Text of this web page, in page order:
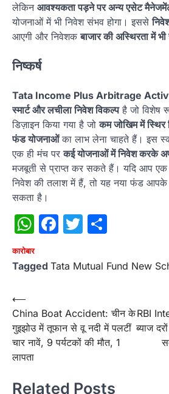
लेकिन आवश्यकता पड़ने पर अन्य एसेट
योजनाओं में भी निवेश संभव होगा। इससे
आएगी और निवेशकबाजार की अस्थिरता में
निष्कर्ष
Tata Income Plus Arbitrage
स्मार्ट और लचीला निवेश विकल्पहै जो विशेष
डिज़ाइन किया गया है जोकम जोखिम में स्थिर
फंड योजनाओंका लाभ लेना चाहते हैं। इस
एक ही मंच परकई योजनाओं में निवेश करके
मजबूती से प्राप्त कर सकते हैं। यदि आप
निवेश की तलाश में हैं, तो यह नया फंड आपके
सकता है।
WhatsApp
Facebook
Twitter
कारोबार
Tagged Tata Mutual Fund New
Post
navigation
⟵
China Boat Accident: चीन के
गुइझोउ में तूफान से वू नदी में पलटीं
चार नावें, 9 पर्यटकों की मौत, 1
लापता
RBI
ब्याज
Related Posts